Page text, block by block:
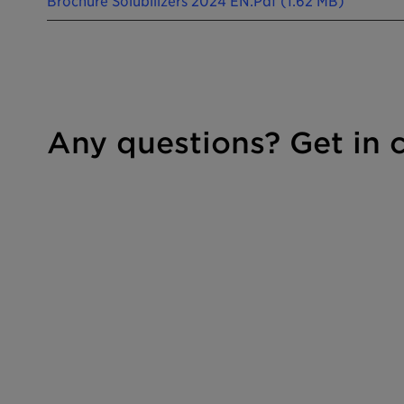
Any questions? Get in